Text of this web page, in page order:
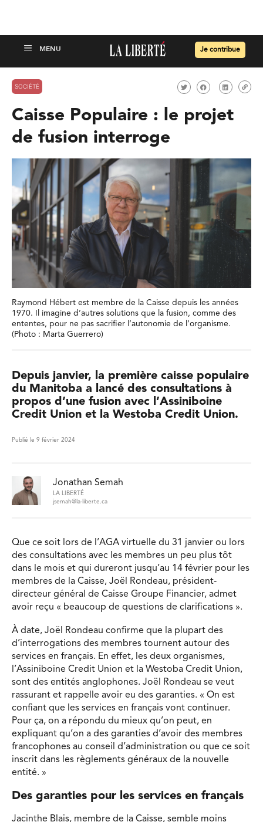
Je contribue
SOCIÉTÉ
Caisse Populaire : le projet
de fusion interroge
Raymond Hébert est membre de la Caisse depuis les années
1970. Il imagine d’autres solutions que la fusion, comme des
ententes, pour ne pas sacrifier l’autonomie de l’organisme.
(Photo : Marta Guerrero)
Depuis janvier, la première caisse populaire
du Manitoba a lancé des consultations à
propos d’une fusion avec l’Assiniboine
Credit Union et la Westoba Credit Union.
Publié le 9 février 2024
Jonathan Semah
LA LIBERTÉ
jsemah@la-liberte.ca
Que ce soit lors de l’AGA virtuelle du 31 janvier ou lors
des consultations avec les membres un peu plus tôt
dans le mois et qui dureront jusqu’au 14 février pour les
membres de la Caisse, Joël Rondeau, président-
directeur général de Caisse Groupe Financier, admet
avoir reçu « beaucoup de questions de clarifications ».
À date, Joël Rondeau confirme que la plupart des
d’interrogations des membres tournent autour des
services en français. En effet, les deux organismes,
l’Assiniboine Credit Union et la Westoba Credit Union,
sont des entités anglophones. Joël Rondeau se veut
rassurant et rappelle avoir eu des garanties. « On est
confiant que les services en français vont continuer.
Pour ça, on a répondu du mieux qu’on peut, en
expliquant qu’on a des garanties d’avoir des membres
francophones au conseil d’administration ou que ce soit
inscrit dans les règlements généraux de la nouvelle
entité. »
Des garanties pour les services en français
Jacinthe Blais, membre de la Caisse, semble moins